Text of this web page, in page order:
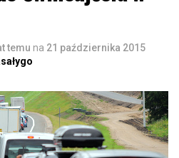
temu na 21 października 2015